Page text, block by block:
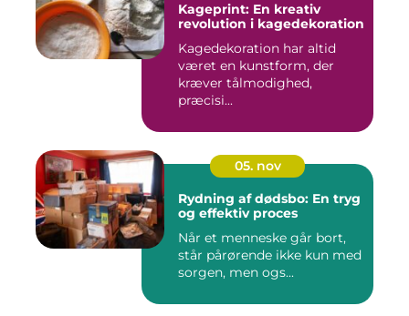
Kageprint: En kreativ
revolution i kagedekoration
Kagedekoration har altid
været en kunstform, der
kræver tålmodighed,
præcisi...
05. nov
Rydning af dødsbo: En tryg
og effektiv proces
Når et menneske går bort,
står pårørende ikke kun med
sorgen, men ogs...